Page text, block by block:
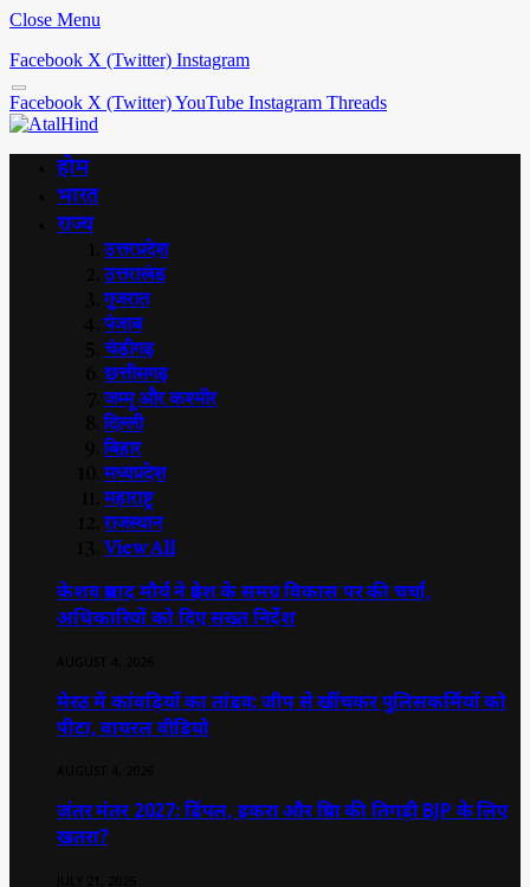
Close Menu
Facebook X (Twitter) Instagram
Facebook X (Twitter)YouTube Instagram Threads
होम
भारत
राज्य
उत्तरप्रदेश
उत्तराखंड
गुजरात
पंजाब
चंडीगढ़
छत्तीसगढ़
जम्मू और कश्मीर
दिल्ली
बिहार
मध्यप्रदेश
महाराष्ट्र
राजस्थान
View All
केशव प्रसाद मौर्य ने प्रदेश के समग्र विकास पर की चर्चा,
अधिकारियों को दिए सख्त निर्देश
मेरठ में कांवड़ियों का तांडव: जीप से खींचकर पुलिसकर्मियों को
पीटा, वायरल वीडियो
जंतर मंतर 2027: डिंपल, इकरा और प्रिया की तिगड़ी BJP के लिए
खतरा?